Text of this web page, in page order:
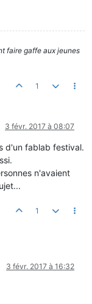
faire gaffe aux jeunes
1
3 févr. 2017 à 08:07
d'un fablab festival.
n'avaient
1
3 févr. 2017 à 16:32